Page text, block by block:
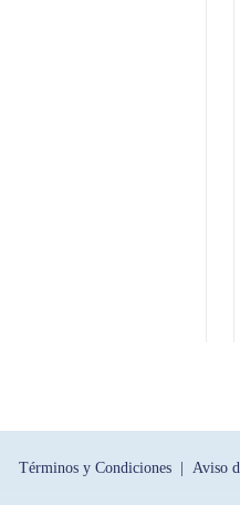
Términos y Condiciones | Aviso